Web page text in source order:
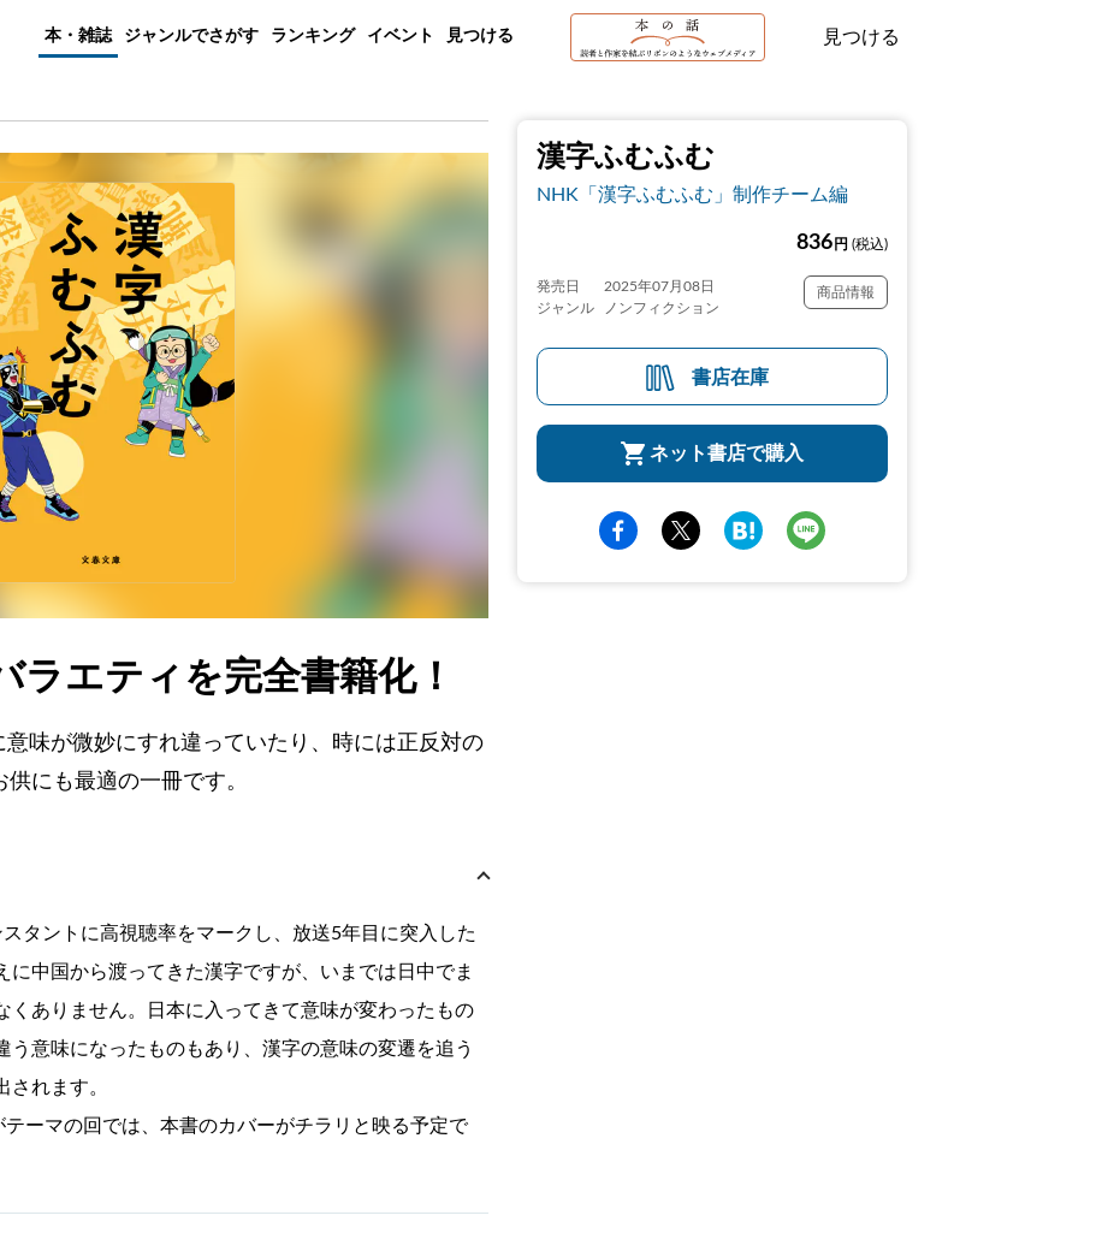
本・雑誌 ジャンルでさがす ランキング イベント 見つける 見つける
漢字ふむふむ
NHK「漢字ふむふむ」制作チーム編
836 円 (税込)
発売日
2025年07月08日
ジャンル
ノンフィクション
商品情報
書店在庫
ネット書店で購入
ラエティを完全書籍化！
味が微妙にすれ違っていたり、時には正反対の
にも最適の一冊です。
タントに高視聴率をマークし、放送5年目に突入した
中国から渡ってきた漢字ですが、いまでは日中でま
くありません。日本に入ってきて意味が変わったもの
う意味になったものもあり、漢字の意味の変遷を追う
れます。
ーマの回では、本書のカバーがチラリと映る予定で